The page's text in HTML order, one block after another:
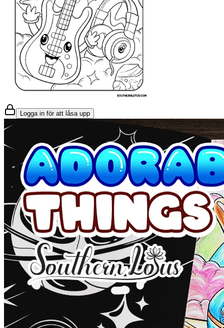
Logga in för att låsa upp